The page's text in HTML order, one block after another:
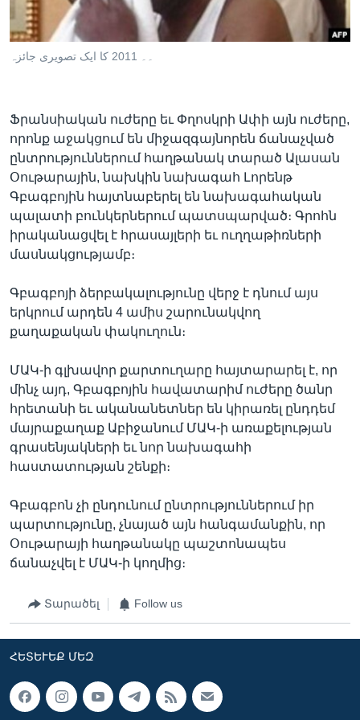
Լեզուներ
Ֆրանսիական ուժերը եւ Փղոսկրի Ափի այն ուժերը,
որոնք աջակցում են միջազգայնորեն ճանաչված
ընտրություններում հաղթանակ տարած Ալասան
Օութարային, նախկին նախագահ Լորենթ
Գբագբոյին հայտնաբերել են նախագահական
պալատի բունկերներում պատսպարված։ Գրոհն
իրականացվել է հրասայլերի եւ ուղղաթիռների
մասնակցությամբ։
Գբագբոյի ձերբակալությունը վերջ է դնում այս
երկրում արդեն 4 ամիս շարունակվող
քաղաքական փակուղուն։
ՄԱԿ-ի գլխավոր քարտուղարը հայտարարել է, որ
մինչ այդ, Գբագբոյին հավատարիմ ուժերը ծանր
հրետանի եւ ականանետներ են կիրառել ընդդեմ
մայրաքաղաք Աբիջանում ՄԱԿ-ի առաքելության
գրասենյակների եւ նոր նախագահի
հաստատության շենքի։
Գբագբոն չի ընդունում ընտրություններում իր
պարտությունը, չնայած այն հանգամանքին, որ
Օութարայի հաղթանակը պաշտոնապես
ճանաչվել է ՄԱԿ-ի կողմից։
Տարածել Follow us
ՀԵՏԵՒԵՔ ՄԵԶ